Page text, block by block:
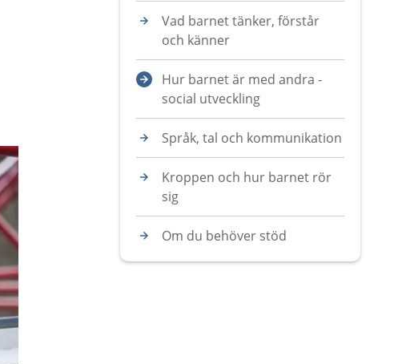
Vad barnet tänker, förstår
och känner
Hur barnet är med andra -
social utveckling
Språk, tal och kommunikation
Kroppen och hur barnet rör
sig
Om du behöver stöd